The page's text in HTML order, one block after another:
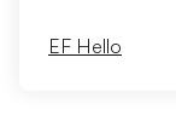
EF Hello